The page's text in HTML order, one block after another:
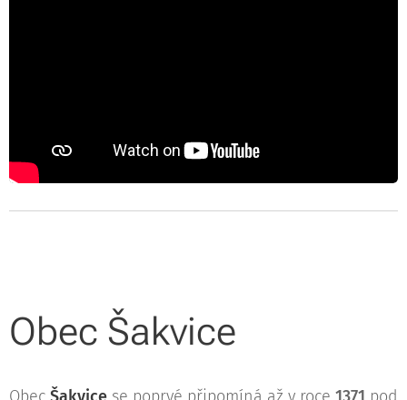
Obec Šakvice
Obec Šakvice se poprvé připomíná až v roce 1371 pod